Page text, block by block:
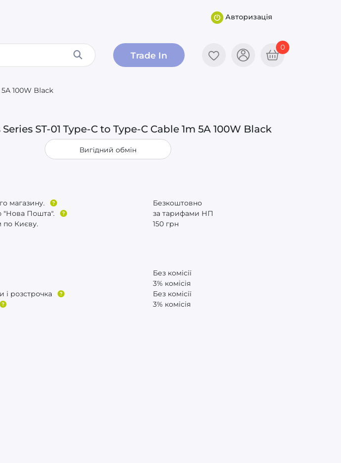
Авторизація
Trade In
0
5A 100W Black
ST-01 Type-C to Type-C Cable 1m 5A 100W Black
Вигідний обмін
магазину.
Безкоштовно
"Нова Пошта".
за тарифами НП
по Києву.
150 грн
Без комісії
3% комісія
і розстрочка
Без комісії
3% комісія